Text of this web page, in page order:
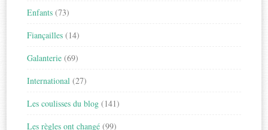
Enfants (73)
Fiançailles (14)
Galanterie (69)
International (27)
Les coulisses du blog (141)
Les règles ont changé (99)